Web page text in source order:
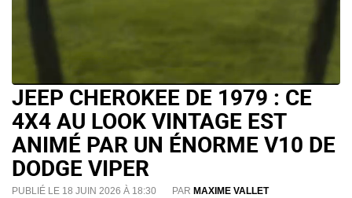
JEEP CHEROKEE DE 1979 : CE
4X4 AU LOOK VINTAGE EST
ANIMÉ PAR UN ÉNORME V10 DE
DODGE VIPER
PUBLIÉ LE 18 JUIN 2026 À 18:30 PAR MAXIME VALLET